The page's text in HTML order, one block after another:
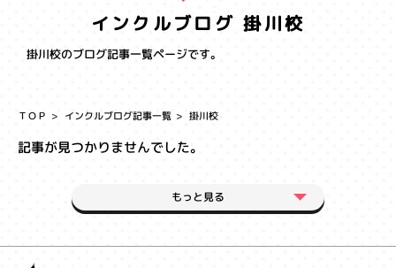
インクルブログ 掛川校
掛川校のブログ記事一覧ページです。
ＴＯＰ インクルブログ記事一覧 掛川校
記事が見つかりませんでした。
もっと見る